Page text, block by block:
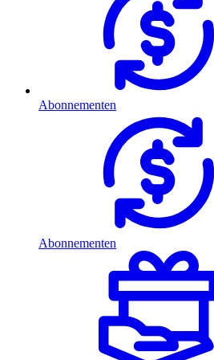
Abonnementen
Abonnementen